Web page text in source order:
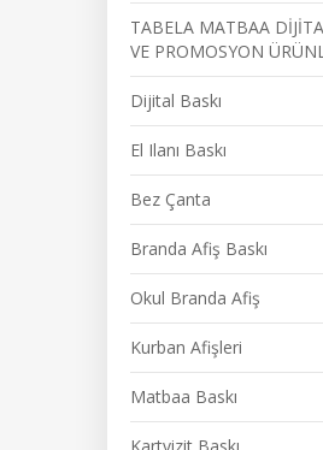
TABELA MATBAA
VE PROMOSYON
Dijital Baskı
El Ilanı Baskı
Bez Çanta
Branda Afiş Baskı
Okul Branda Afiş
Kurban Afişleri
Matbaa Baskı